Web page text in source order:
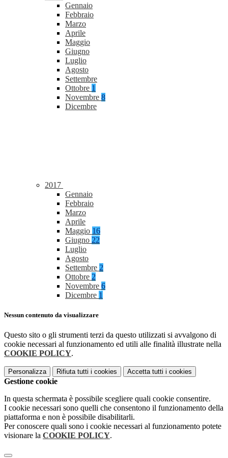
Gennaio
Febbraio
Marzo
Aprile
Maggio
Giugno
Luglio
Agosto
Settembre
Ottobre 1
Novembre 8
Dicembre
2017
Gennaio
Febbraio
Marzo
Aprile
Maggio 16
Giugno 22
Luglio
Agosto
Settembre 2
Ottobre 2
Novembre 6
Dicembre 1
Nessun contenuto da visualizzare
Questo sito o gli strumenti terzi da questo utilizzati si avvalgono di
cookie necessari al funzionamento ed utili alle finalità illustrate nella
COOKIE POLICY.
Personalizza Rifiuta tutti i cookies Accetta tutti i cookies
Gestione cookie
In questa schermata è possibile scegliere quali cookie consentire.
I cookie necessari sono quelli che consentono il funzionamento della
piattaforma e non è possibile disabilitarli.
Per conoscere quali sono i cookie necessari al funzionamento potete
visionare la COOKIE POLICY.